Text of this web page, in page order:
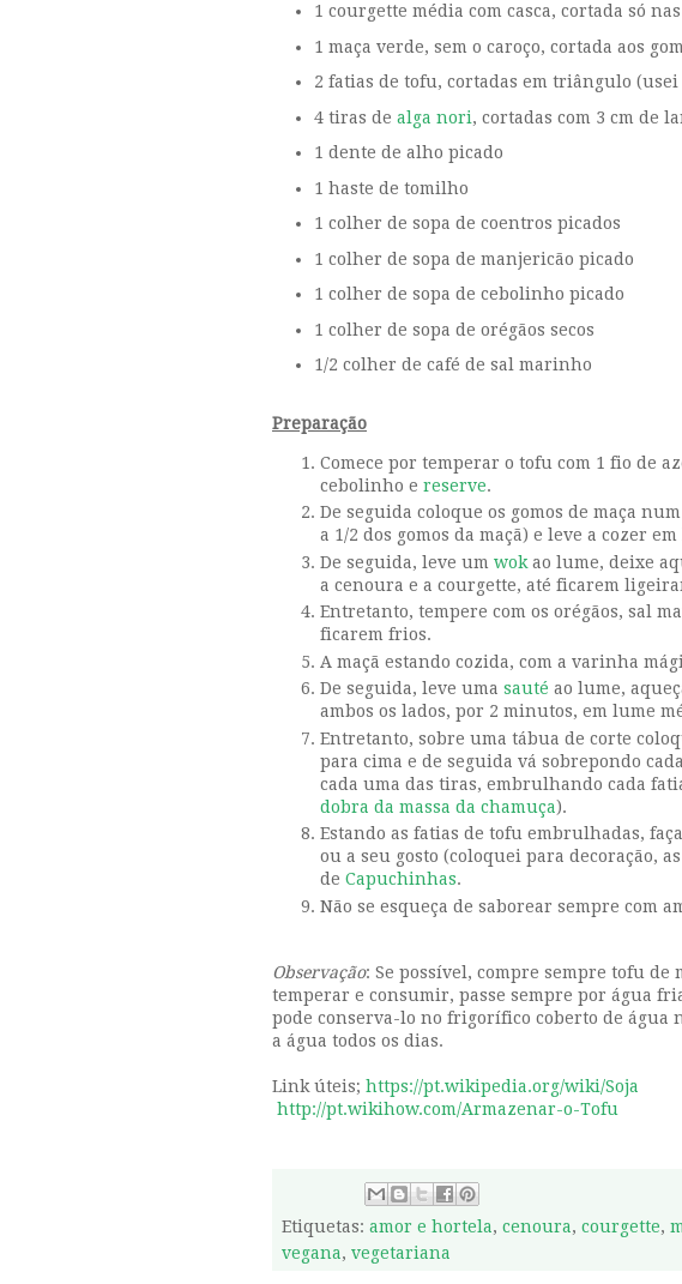
1 courgette média com casca, cortada só
1 maça verde, sem o caroço, cortada aos
2 fatias de tofu, cortadas em triângulo (usei
4 tiras de alga nori, cortadas com 3 cm de
1 dente de alho picado
1 haste de tomilho
1 colher de sopa de coentros picados
1 colher de sopa de manjericão picado
1 colher de sopa de cebolinho picado
1 colher de sopa de orégãos secos
1/2 colher de café de sal marinho
Preparação
Comece por temperar o tofu com 1 fio de
cebolinho e reserve.
De seguida coloque os gomos de maça
a 1/2 dos gomos da maçã) e leve a cozer
De seguida, leve um wok ao lume, deixe
a cenoura e a courgette, até ficarem
Entretanto, tempere com os orégãos, sal
ficarem frios.
A maçã estando cozida, com a varinha
De seguida, leve uma sauté ao lume,
ambos os lados, por 2 minutos, em lume
Entretanto, sobre uma tábua de corte
para cima e de seguida vá sobrepondo
cada uma das tiras, embrulhando cada
dobra da massa da chamuça).
Estando as fatias de tofu embrulhadas,
ou a seu gosto (coloquei para decoração,
de Capuchinhas.
Não se esqueça de saborear sempre com
Observação: Se possível, compre sempre tofu
temperar e consumir, passe sempre por água
pode conserva-lo no frigorífico coberto de água
a água todos os dias.
Link úteis; https://pt.wikipedia.org/wiki/Soja
http://pt.wikihow.com/Armazenar-o-Tofu
Etiquetas: amor e hortela, cenoura, courgette,
vegana, vegetariana